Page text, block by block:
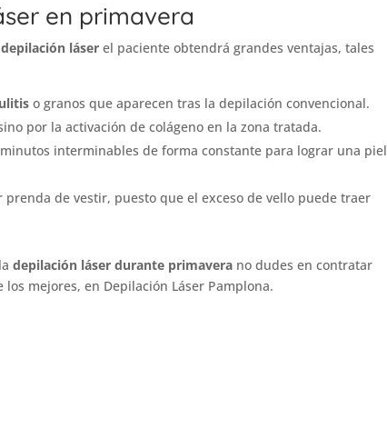
en primavera
depilación láserel paciente obtendrá grandes ventajas, tales
o granos que aparecen tras la depilación convencional.
por la activación de colágeno en la zona tratada.
interminables de forma constante para lograr una piel
de vestir, puesto que el exceso de vello puede traer
depilación láser durante primavera no dudes en contratar
los mejores, en Depilación Láser Pamplona.